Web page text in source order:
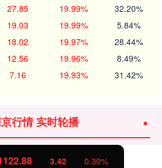
27.85 19.99% 32.20%
19.03 19.99% 5.84%
18.02 19.97% 28.44%
12.56 19.96% 8.49%
7.16 19.93% 31.42%
行情 实时轮播
3.42 0.30%